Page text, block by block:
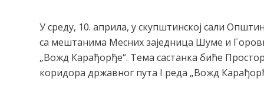
У среду, 10. априла, у скупштинској сали
са мештанима Месних заједница Шуме и
„Вожд Карађорђе“. Тема састанка биће
коридора државног пута I реда „Вожд